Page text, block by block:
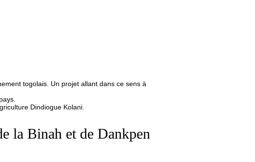
togolais. Un projet allant dans ce sens à
Dindiogue Kolani.
la Binah et de Dankpen